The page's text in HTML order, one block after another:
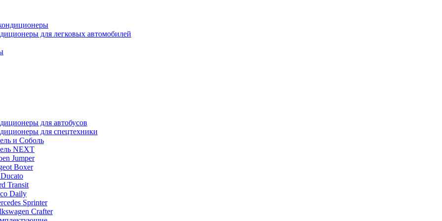
для легковых автомобилей
для автобусов
для спецтехники
и Соболь
NEXT
Jumper
Boxer
Transit
Daily
Sprinter
Crafter